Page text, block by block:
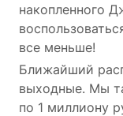
накопленного
все меньше!
Ближайший
выходные. Мы
по 1 миллиону